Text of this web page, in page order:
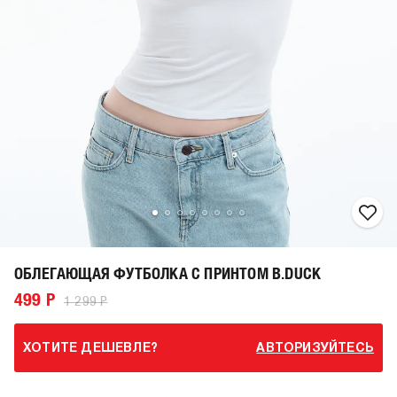
ОБЛЕГАЮЩАЯ ФУТБОЛКА С ПРИНТОМ B.DUCK
499 Р 1 299 Р
ХОТИТЕ ДЕШЕВЛЕ? АВТОРИЗУЙТЕСЬ